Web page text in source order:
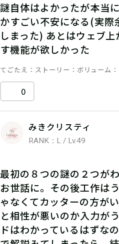
謎自体はよかったが本当
かすごい不安になる(実際
しまった) あとはウェブ
す機能が欲しかった
てごたえ ストーリー ボリューム
0
みきクリスティ
RANK：L / Lv.49
最初の８つの謎の２つが
お世話に。その後工作は
ゃなくてカッターの方が
と相性が悪いのか入力が
ドはわかっているはずな